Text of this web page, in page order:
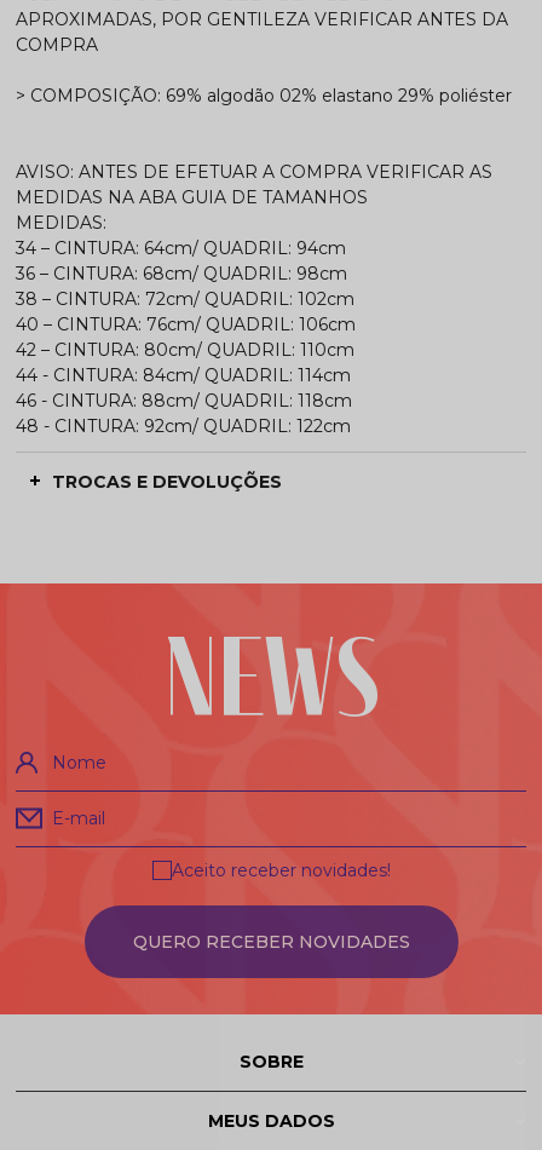
APROXIMADAS, POR GENTILEZA VERIFICAR ANTES DA
COMPRA
> COMPOSIÇÃO: 69% algodão 02% elastano 29% poliéster
AVISO: ANTES DE EFETUAR A COMPRA VERIFICAR AS
MEDIDAS NA ABA GUIA DE TAMANHOS
MEDIDAS:
34 – CINTURA: 64cm/ QUADRIL: 94cm
36 – CINTURA: 68cm/ QUADRIL: 98cm
38 – CINTURA: 72cm/ QUADRIL: 102cm
40 – CINTURA: 76cm/ QUADRIL: 106cm
42 – CINTURA: 80cm/ QUADRIL: 110cm
44 - CINTURA: 84cm/ QUADRIL: 114cm
46 - CINTURA: 88cm/ QUADRIL: 118cm
48 - CINTURA: 92cm/ QUADRIL: 122cm
TROCAS E DEVOLUÇÕES
NEWS
Nome
E-mail
QUERO RECEBER NOVIDADES
Aceito receber novidades!
SOBRE
MEUS DADOS